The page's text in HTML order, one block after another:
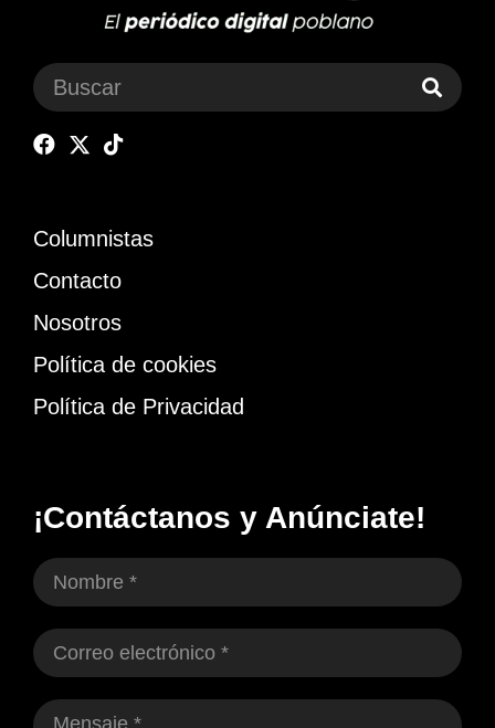
Columnistas
Contacto
Nosotros
Política de cookies
Política de Privacidad
¡Contáctanos y Anúnciate!